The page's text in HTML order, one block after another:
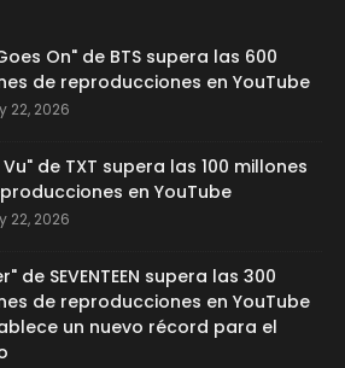
On" de BTS supera las 600
de reproducciones en YouTube
22, 2026
Vu" de TXT supera las 100 millones
en YouTube
22, 2026
de SEVENTEEN supera las 300
de reproducciones en YouTube
un nuevo récord para el